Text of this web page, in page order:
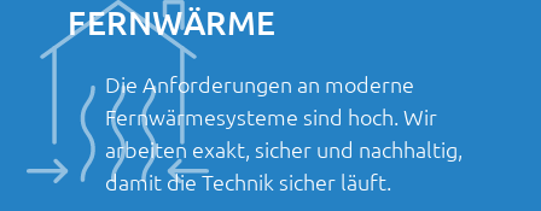
FERNWÄRME
Die Anforderungen an moderne
Fernwärmesysteme sind hoch. Wir
arbeiten exakt, sicher und nachhaltig,
damit die Technik sicher läuft.